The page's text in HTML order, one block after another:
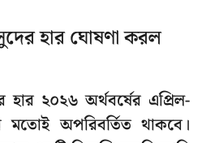
হার ঘোষণা করল
২০২৬ অর্থবর্ষের এপ্রিল-
মতোই অপরিবর্তিত থাকবে।